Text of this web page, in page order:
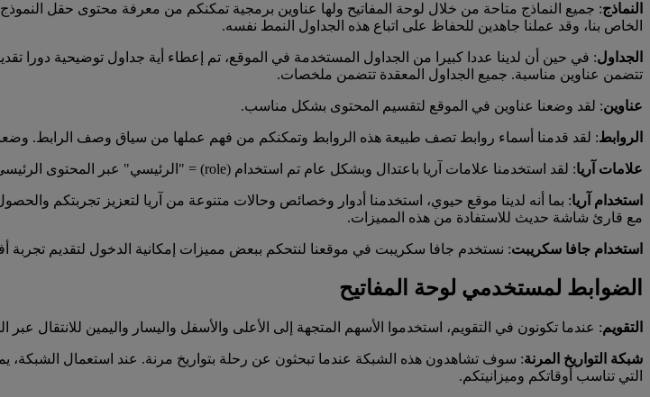
النماذج: جميع النماذج متاحة من خلال لوحة المفاتيح ولها عناوين برمجية تمكنكم من معرفة محتوى حقل
الخاص بنا، وقد عملنا جاهدين للحفاظ على اتباع هذه الجداول النمط نفسه.
الجداول: في حين أن لدينا عددا كبيرا من الجداول المستخدمة في الموقع، تم إعطاء أية جداول توضيحية دورا
تتضمن عناوين مناسبة. جميع الجداول المعقدة تتضمن ملخصات.
عناوين: لقد وضعنا عناوين في الموقع لتقسيم المحتوى بشكل مناسب.
الروابط: لقد قدمنا أسماء روابط تصف طبيعة هذه الروابط وتمكنكم من فهم عملها من سياق وصف الرابط. وضعنا
علامات آريا: لقد استخدمنا علامات آريا باعتدال وبشكل عام تم استخدام (role) = "الرئيسي" عبر المحتوى الرئيسي للصفحة. استخدمنا أيضا (role) = "التكميلي" للمساعدة في تقسيم النص.
استخدام آريا: بما أنه لدينا موقع حيوي، استخدمنا أدوار وخصائص وحالات متنوعة من آريا لتعزيز تجربتكم
مع قارئ شاشة حديث للاستفادة من هذه المميزات.
استخدام جافا سكريبت: نستخدم جافا سكريبت في موقعنا لنتحكم ببعض مميزات إمكانية الدخول لتقديم
الضوابط لمستخدمي لوحة المفاتيح
التقويم: عندما تكونون في التقويم، استخدموا الأسهم المتجهة إلى الأعلى والأسفل واليسار واليمين للانتقال عبر
شبكة التواريخ المرنة: سوف تشاهدون هذه الشبكة عندما تبحثون عن رحلة بتواريخ مرنة. عند استعمال الشبكة،
التي تناسب أوقاتكم وميزانيتكم.